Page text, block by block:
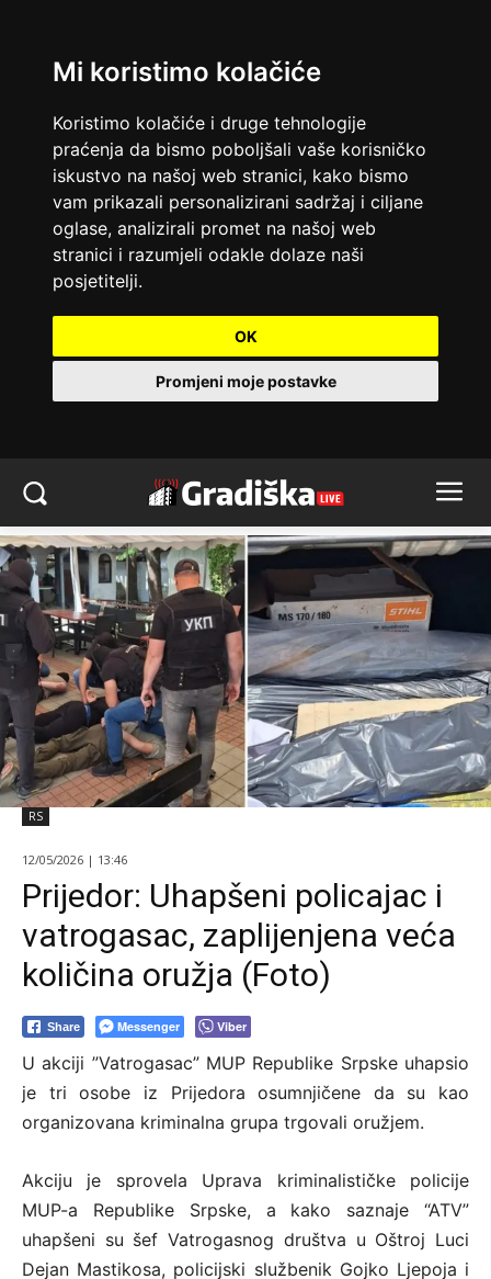
Mi koristimo kolačiće
Koristimo kolačiće i druge tehnologije
praćenja da bismo poboljšali vaše korisničko
iskustvo na našoj web stranici, kako bismo
vam prikazali personalizirani sadržaj i ciljane
oglase, analizirali promet na našoj web
stranici i razumjeli odakle dolaze naši
posjetitelji.
OK
Promjeni moje postavke
RS
12/05/2026 | 13:46
Prijedor: Uhapšeni policajac i
vatrogasac, zaplijenjena veća
količina oružja (Foto)
Share Messenger Viber
U akciji ”Vatrogasac” MUP Republike Srpske uhapsio
je tri osobe iz Prijedora osumnjičene da su kao
organizovana kriminalna grupa trgovali oružjem.
Akciju je sprovela Uprava kriminalističke policije
MUP-a Republike Srpske, a kako saznaje “ATV”
uhapšeni su šef Vatrogasnog društva u Oštroj Luci
Dejan Mastikosa, policijski službenik Gojko Ljepoja i